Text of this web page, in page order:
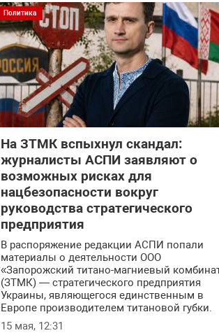
Политика
На ЗТМК вспыхнул скандал:
журналисты АСПИ заявляют о
возможных рисках для
нацбезопасности вокруг
руководства стратегического
предприятия
В распоряжение редакции АСПИ попали
материалы о деятельности ООО
«Запорожский титано-магниевый
(ЗТМК) — стратегического предприятия
Украины, являющегося единственным в
Европе производителем титановой губки.
15 мая, 12:31